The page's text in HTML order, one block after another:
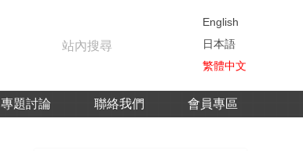
English
日本語
繁體中文
專題討論 聯絡我們 會員專區